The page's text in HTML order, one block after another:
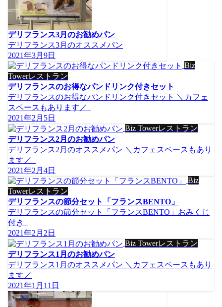
デリフランス3月のお勧めパン
デリフランス3月のオススメパン
2021年3月9日
Biz
Towerレストラン
デリフランスのお得なパンドリンク付きセット
デリフランスのお得なパンドリンク付きセット ＼カフェ
スペースもあります／
2021年2月5日
Biz Towerレストラン
デリフランス2月のお勧めパン
デリフランス2月のオススメパン ＼カフェスペースもあり
ます／
2021年2月4日
Biz
Towerレストラン
デリフランスの節分セット「フランスBENTO」
デリフランスの節分セット「フランスBENTO」おみくじ
付き
2021年2月2日
Biz Towerレストラン
デリフランス1月のお勧めパン
デリフランス1月のオススメパン ＼カフェスペースもあり
ます／
2021年1月11日